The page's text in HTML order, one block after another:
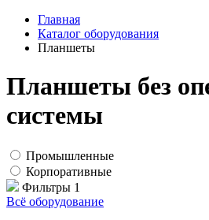
Главная
Каталог оборудования
Планшеты
Планшеты без
системы
Промышленные
Корпоративные
Фильтры 1
Всё оборудование